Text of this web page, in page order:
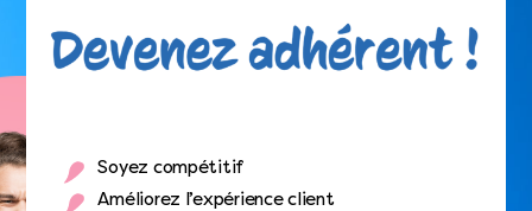
Soyez compétitif
Améliorez l’expérience client